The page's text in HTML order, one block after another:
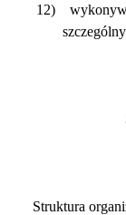
12)
Struktura